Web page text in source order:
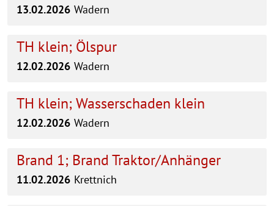
13.02.2026 Wadern
TH klein; Ölspur
12.02.2026 Wadern
TH klein; Wasserschaden klein
12.02.2026 Wadern
Brand 1; Brand Traktor/Anhänger
11.02.2026 Krettnich